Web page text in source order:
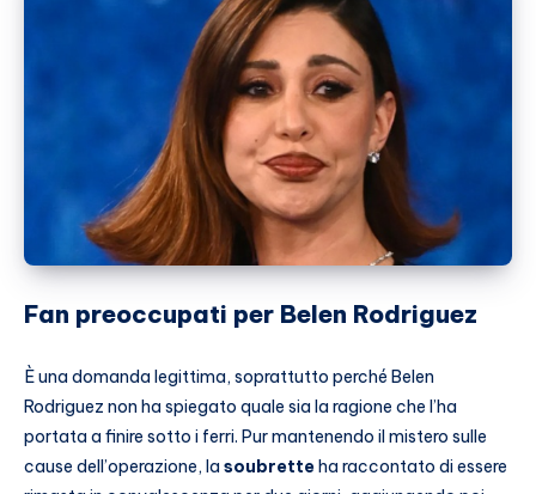
Fan preoccupati per Belen Rodriguez
È una domanda legittima, soprattutto perché Belen
Rodriguez non ha spiegato quale sia la ragione che l’ha
portata a finire sotto i ferri. Pur mantenendo il mistero sulle
cause dell’operazione, la soubretteha raccontato di essere